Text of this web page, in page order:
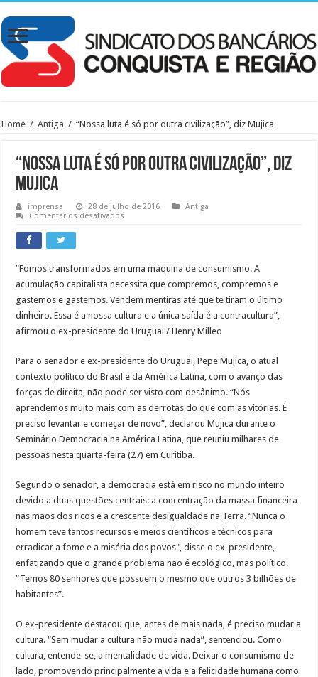
Home / Antiga / “Nossa luta é só por outra civilização”, diz Mujica
“Nossa luta é só por outra civilização”, diz
Mujica
imprensa 28 de julho de 2016
Antiga
Comentários desativados
outra
civilização”,
diz
Mujica
“Fomos transformados em uma máquina de consumismo. A
acumulação capitalista necessita que compremos, compremos e
gastemos e gastemos. Vendem mentiras até que te tiram o último
dinheiro. Essa é a nossa cultura e a única saída é a contracultura”,
afirmou o ex-presidente do Uruguai / Henry Milleo
Para o senador e ex-presidente do Uruguai, Pepe Mujica, o atual
contexto político do Brasil e da América Latina, com o avanço das
forças de direita, não pode ser visto com desânimo. “Nós
aprendemos muito mais com as derrotas do que com as vitórias. É
preciso levantar e começar de novo”, declarou Mujica durante o
Seminário Democracia na América Latina, que reuniu milhares de
pessoas nesta quarta-feira (27) em Curitiba.
Segundo o senador, a democracia está em risco no mundo inteiro
devido a duas questões centrais: a concentração da massa financeira
nas mãos dos ricos e a crescente desigualdade na Terra. “Nunca o
homem teve tantos recursos e meios científicos e técnicos para
erradicar a fome e a miséria dos povos", disse o ex-presidente,
enfatizando que o grande problema não é ecológico, mas político.
“Temos 80 senhores que possuem o mesmo que outros 3 bilhões de
habitantes”.
O ex-presidente destacou que, antes de mais nada, é preciso mudar a
cultura. “Sem mudar a cultura não muda nada”, sentenciou. Como
cultura, entende-se, a mentalidade de vida. Deixar o consumismo de
lado, promovendo principalmente a vida e a felicidade humana como